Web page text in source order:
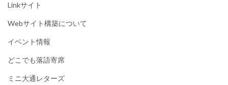
Linkサイト
Webサイト構築について
イベント情報
どこでも落語寄席
ミニ大通レターズ